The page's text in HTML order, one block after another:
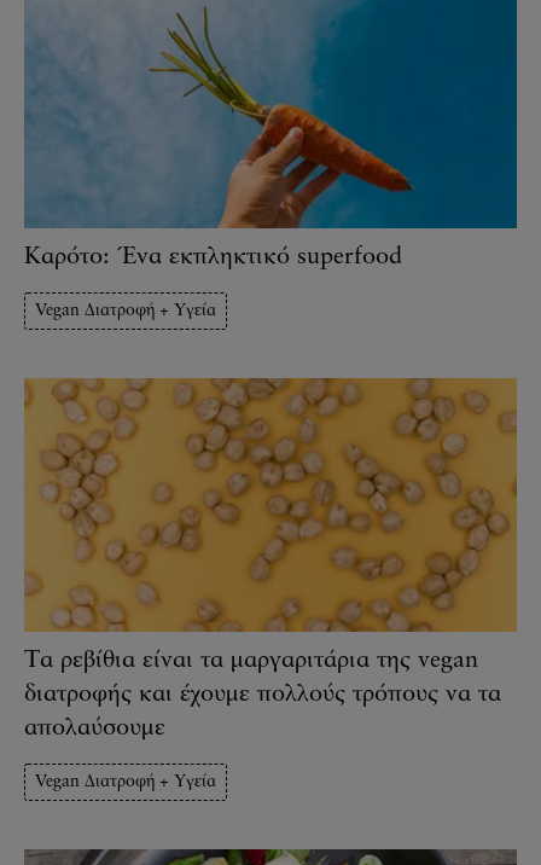
Καρότο: Ένα εκπληκτικό superfood
Vegan Διατροφή + Υγεία
Τα ρεβίθια είναι τα μαργαριτάρια της vegan
διατροφής και έχουμε πολλούς τρόπους να τα
απολαύσουμε
Vegan Διατροφή + Υγεία